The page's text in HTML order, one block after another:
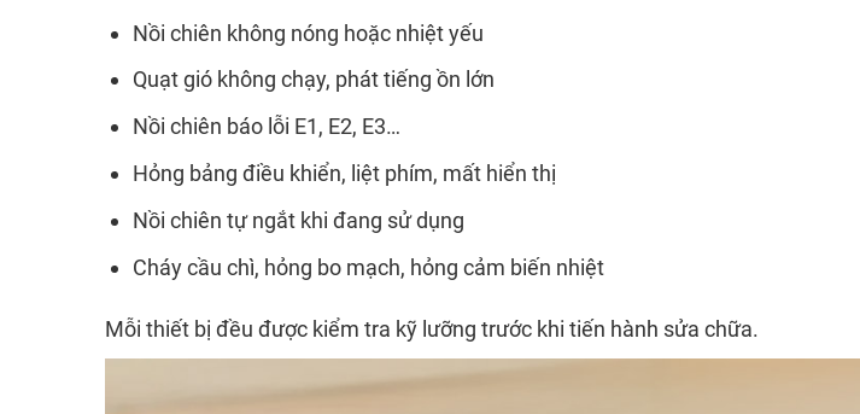
Nồi chiên không nóng hoặc nhiệt yếu
Quạt gió không chạy, phát tiếng ồn lớn
Nồi chiên báo lỗi E1, E2, E3…
Hỏng bảng điều khiển, liệt phím, mất hiển thị
Nồi chiên tự ngắt khi đang sử dụng
Cháy cầu chì, hỏng bo mạch, hỏng cảm biến nhiệt
Mỗi thiết bị đều được kiểm tra kỹ lưỡng trước khi tiến hành sửa chữa.